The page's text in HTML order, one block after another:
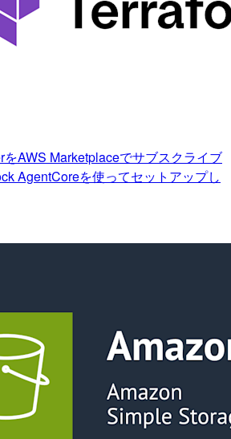
をAWS Marketplaceでサブスクライブ
AgentCoreを使ってセットアップし